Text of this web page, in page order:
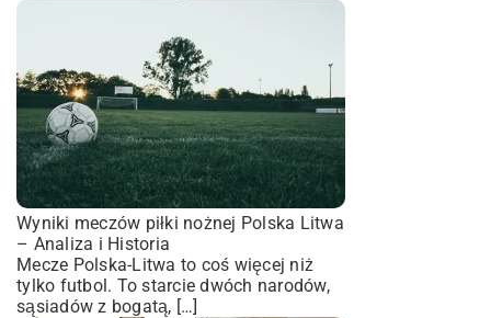
Wyniki meczów piłki nożnej Polska Litwa
– Analiza i Historia
Mecze Polska-Litwa to coś więcej niż
tylko futbol. To starcie dwóch narodów,
sąsiadów z bogatą, […]